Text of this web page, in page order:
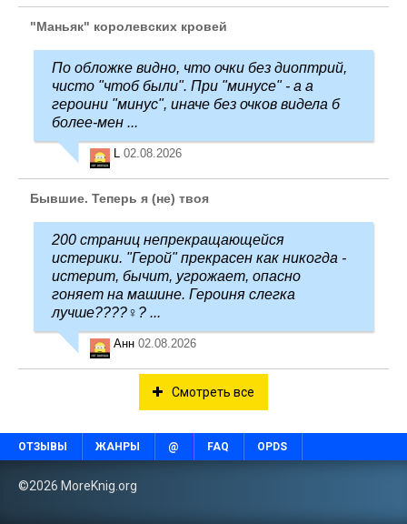
"Маньяк" королевских кровей
По обложке видно, что очки без диоптрий,
чисто "чтоб были". При "минусе" - а а
героини "минус", иначе без очков видела б
более-мен ...
L 02.08.2026
Бывшие. Теперь я (не) твоя
200 страниц непрекращающейся
истерики. "Герой" прекрасен как никогда -
истерит, бычит, угрожает, опасно
гоняет на машине. Героиня слегка
лучше????‍♀️? ...
Анн 02.08.2026
Смотреть все
ОТЗЫВЫ ЖАНРЫ @ FAQ OPDS
©2026 MoreKnig.org